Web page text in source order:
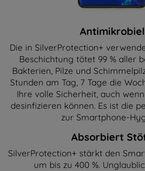
Die in SilverProtection+
Beschichtung tötet 99 % aller
Bakterien, Pilze und
Stunden am Tag, 7 Tage die
Ihre volle Sicherheit, auch
desinfizieren können. Es ist die
zur Smartphone-
Absorbiert
SilverProtection+ stärkt den
um bis zu 400 %.